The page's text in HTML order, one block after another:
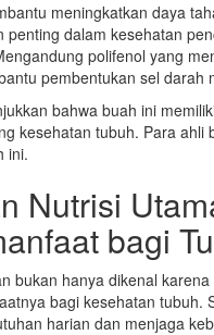
meningkatkan daya
penting dalam kesehatan
polifenol yang
pembentukan sel darah
bahwa buah ini
kesehatan tubuh. Para
ini.
Nutrisi
bagi
bukan hanya dikenal
bagi kesehatan
harian dan menjaga